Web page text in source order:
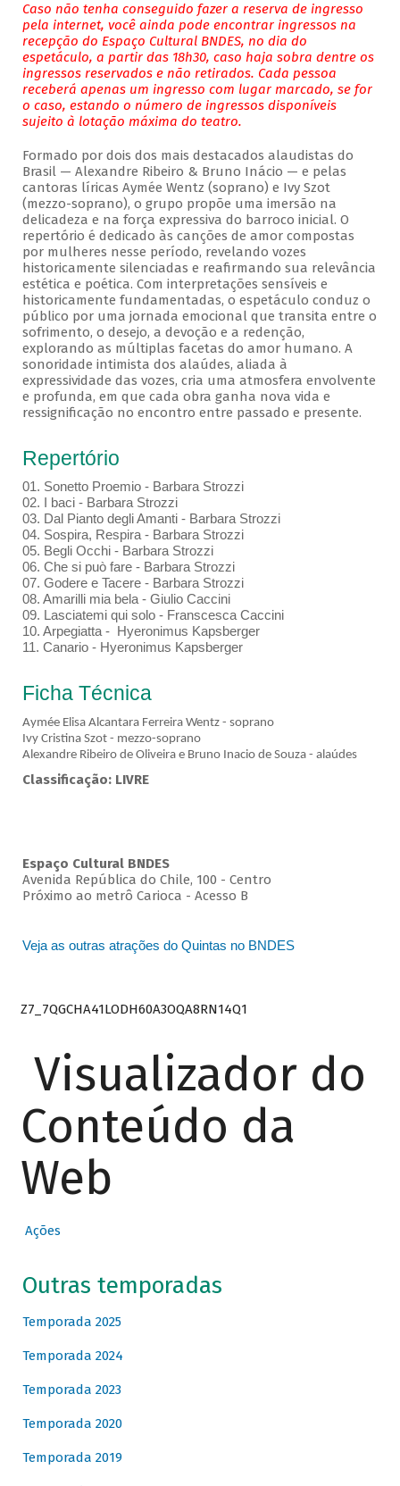
Caso não tenha conseguido fazer a reserva de ingresso
pela internet, você ainda pode encontrar ingressos na
recepção do Espaço Cultural BNDES, no dia do
espetáculo, a partir das 18h30, caso haja sobra dentre os
ingressos reservados e não retirados. Cada pessoa
receberá apenas um ingresso com lugar marcado, se for
o caso, estando o número de ingressos disponíveis
sujeito à lotação máxima do teatro.
Formado por dois dos mais destacados alaudistas do
Brasil — Alexandre Ribeiro & Bruno Inácio — e pelas
cantoras líricas Aymée Wentz (soprano) e Ivy Szot
(mezzo-soprano), o grupo propõe uma imersão na
delicadeza e na força expressiva do barroco inicial. O
repertório é dedicado às canções de amor compostas
por mulheres nesse período, revelando vozes
historicamente silenciadas e reafirmando sua relevância
estética e poética. Com interpretações sensíveis e
historicamente fundamentadas, o espetáculo conduz o
público por uma jornada emocional que transita entre o
sofrimento, o desejo, a devoção e a redenção,
explorando as múltiplas facetas do amor humano. A
sonoridade intimista dos alaúdes, aliada à
expressividade das vozes, cria uma atmosfera envolvente
e profunda, em que cada obra ganha nova vida e
ressignificação no encontro entre passado e presente.
Repertório
01. Sonetto Proemio - Barbara Strozzi
02. I baci - Barbara Strozzi
03. Dal Pianto degli Amanti - Barbara Strozzi
04. Sospira, Respira - Barbara Strozzi
05. Begli Occhi - Barbara Strozzi
06. Che si può fare - Barbara Strozzi
07. Godere e Tacere - Barbara Strozzi
08. Amarilli mia bela - Giulio Caccini
09. Lasciatemi qui solo - Franscesca Caccini
10. Arpegiatta - Hyeronimus Kapsberger
11. Canario - Hyeronimus Kapsberger
Ficha Técnica
Aymée Elisa Alcantara Ferreira Wentz - soprano
Ivy Cristina Szot - mezzo-soprano
Alexandre Ribeiro de Oliveira e Bruno Inacio de Souza - alaúdes
Classificação: LIVRE
Espaço Cultural BNDES
Avenida República do Chile, 100 - Centro
Próximo ao metrô Carioca - Acesso B
Veja as outras atrações do Quintas no BNDES
Z7_7QGCHA41LODH60A3OQA8RN14Q1
Visualizador do
Conteúdo da
Web
Ações
Outras temporadas
Temporada 2025
Temporada 2024
Temporada 2023
Temporada 2020
Temporada 2019